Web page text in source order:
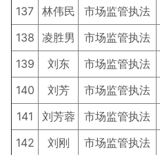
137 林伟民 市场监管执法
138 凌胜男 市场监管执法
139
刘东 市场监管执法
140
刘芳 市场监管执法
141
刘芳蓉 市场监管执法
142
刘刚 市场监管执法